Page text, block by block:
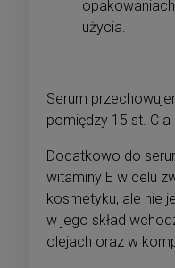
użycia.
Serum
pomiędzy 15 st. C a
Dodatkowo do
witaminy E w celu
kosmetyku, ale nie
w jego skład
olejach oraz w